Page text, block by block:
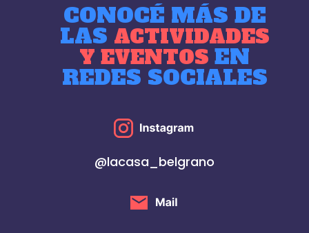
CONOCÉ MÁS DE
LAS ACTIVIDADES
Y EVENTOSEN
REDES SOCIALES
@lacasa_belgrano